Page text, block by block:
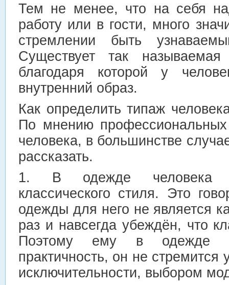
Тем не менее, что на себя
работу или в гости, много
стремлении быть
Существует так
благодаря которой у
внутренний образ.
Как определить типаж
По мнению
человека, в большинстве
рассказать.
1. В одежде человека
классического стиля. Это
одежды для него не является
раз и навсегда убеждён, что
Поэтому ему в одежде
практичность, он не стремится
исключительности, выбором